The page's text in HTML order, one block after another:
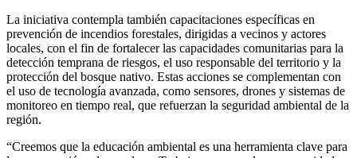
La iniciativa contempla también capacitaciones específicas en
prevención de incendios forestales, dirigidas a vecinos y actores
locales, con el fin de fortalecer las capacidades comunitarias para la
detección temprana de riesgos, el uso responsable del territorio y la
protección del bosque nativo. Estas acciones se complementan con
el uso de tecnología avanzada, como sensores, drones y sistemas de
monitoreo en tiempo real, que refuerzan la seguridad ambiental de la
región.
“Creemos que la educación ambiental es una herramienta clave para